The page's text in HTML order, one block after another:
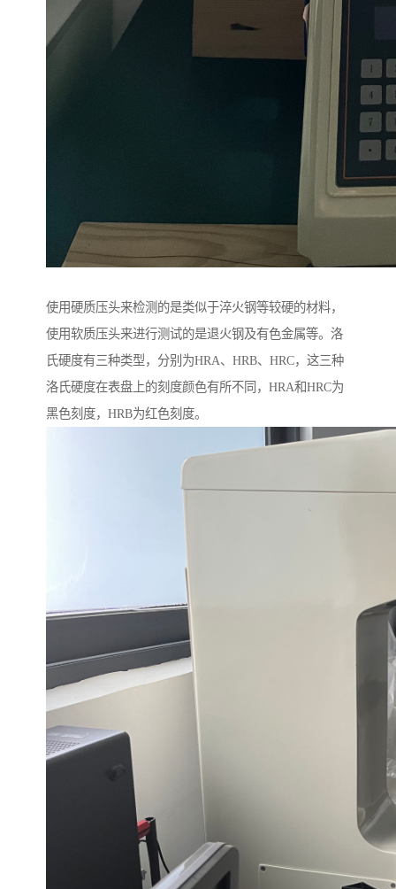
使用硬质压头来检测的是类似于淬火钢等较硬的材料，
使用软质压头来进行测试的是退火钢及有色金属等。洛
氏硬度有三种类型，分别为HRA、HRB、HRC，这三种
洛氏硬度在表盘上的刻度颜色有所不同，HRA和HRC为
黑色刻度，HRB为红色刻度。